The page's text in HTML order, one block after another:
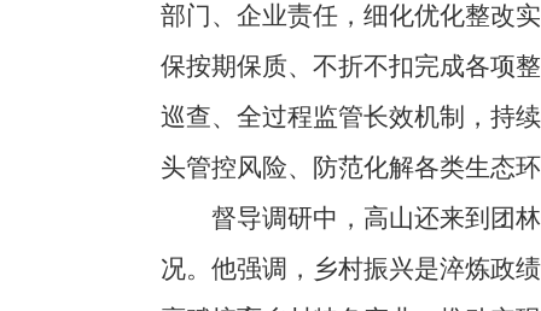
部门、企业责任，细化优化整改
保按期保质、不折不扣完成各项
巡查、全过程监管长效机制，持
头管控风险、防范化解各类生态
督导调研中，高山还来到团林
况。他强调，乡村振兴是淬炼政